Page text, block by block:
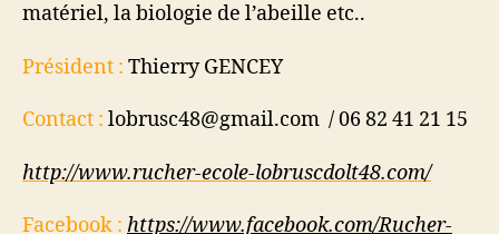
matériel, la biologie de l’abeille etc..
Président : Thierry GENCEY
Contact : lobrusc48@gmail.com / 06 82 41 21 15
http://www.rucher-ecole-lobruscdolt48.com/
Facebook : https://www.facebook.com/Rucher-